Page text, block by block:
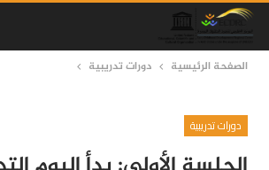
الصفحة الرئيسية دورات تدريبية
دورات تدريبية